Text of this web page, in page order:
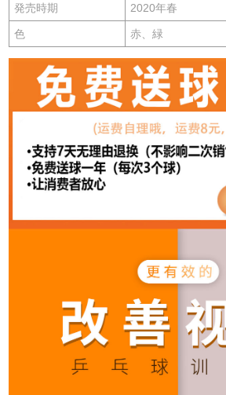
発売時期 2020年春
色 赤、緑